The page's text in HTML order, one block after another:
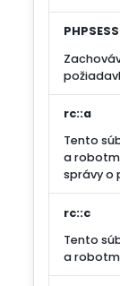
rc::a
Tento
a
správy o
rc::c
Tento
a